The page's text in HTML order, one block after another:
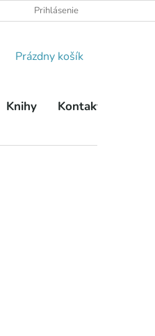
OCHRANY OSOBNÝCH
Prihlásenie
NÁKUPNÝ
Prázdny košík
Knihy Kontakty